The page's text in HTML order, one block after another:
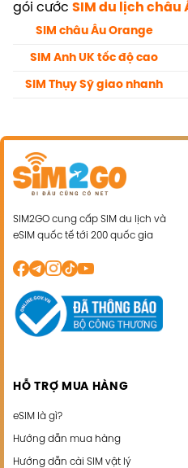
gói cước SIM du lịch châu
SIM châu Âu Orange
SIM Anh UK tốc độ cao
SIM Thụy Sỹ giao nhanh
SIM2GO cung cấp SIM du lịch và
eSIM quốc tế tới 200 quốc gia
HỖ TRỢ MUA HÀNG
eSIM là gì?
Hướng dẫn mua hàng
Hướng dẫn cài SIM vật lý